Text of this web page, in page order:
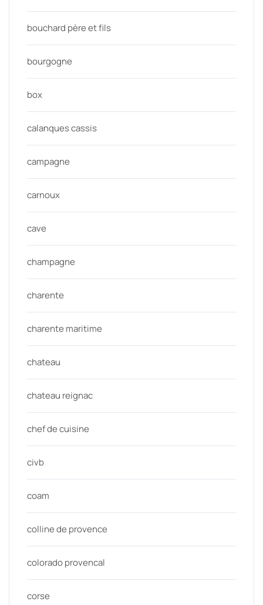
bouchard père et fils
bourgogne
box
calanques cassis
campagne
carnoux
cave
champagne
charente
charente maritime
chateau
chateau reignac
chef de cuisine
civb
coam
colline de provence
colorado provencal
corse